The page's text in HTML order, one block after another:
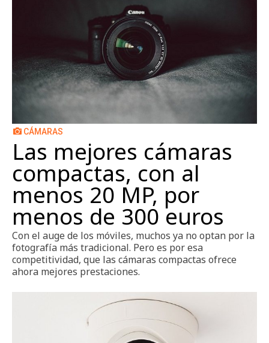
CÁMARAS
Las mejores cámaras
compactas, con al
menos 20 MP, por
menos de 300 euros
Con el auge de los móviles, muchos ya no optan por la
fotografía más tradicional. Pero es por esa
competitividad, que las cámaras compactas ofrece
ahora mejores prestaciones.